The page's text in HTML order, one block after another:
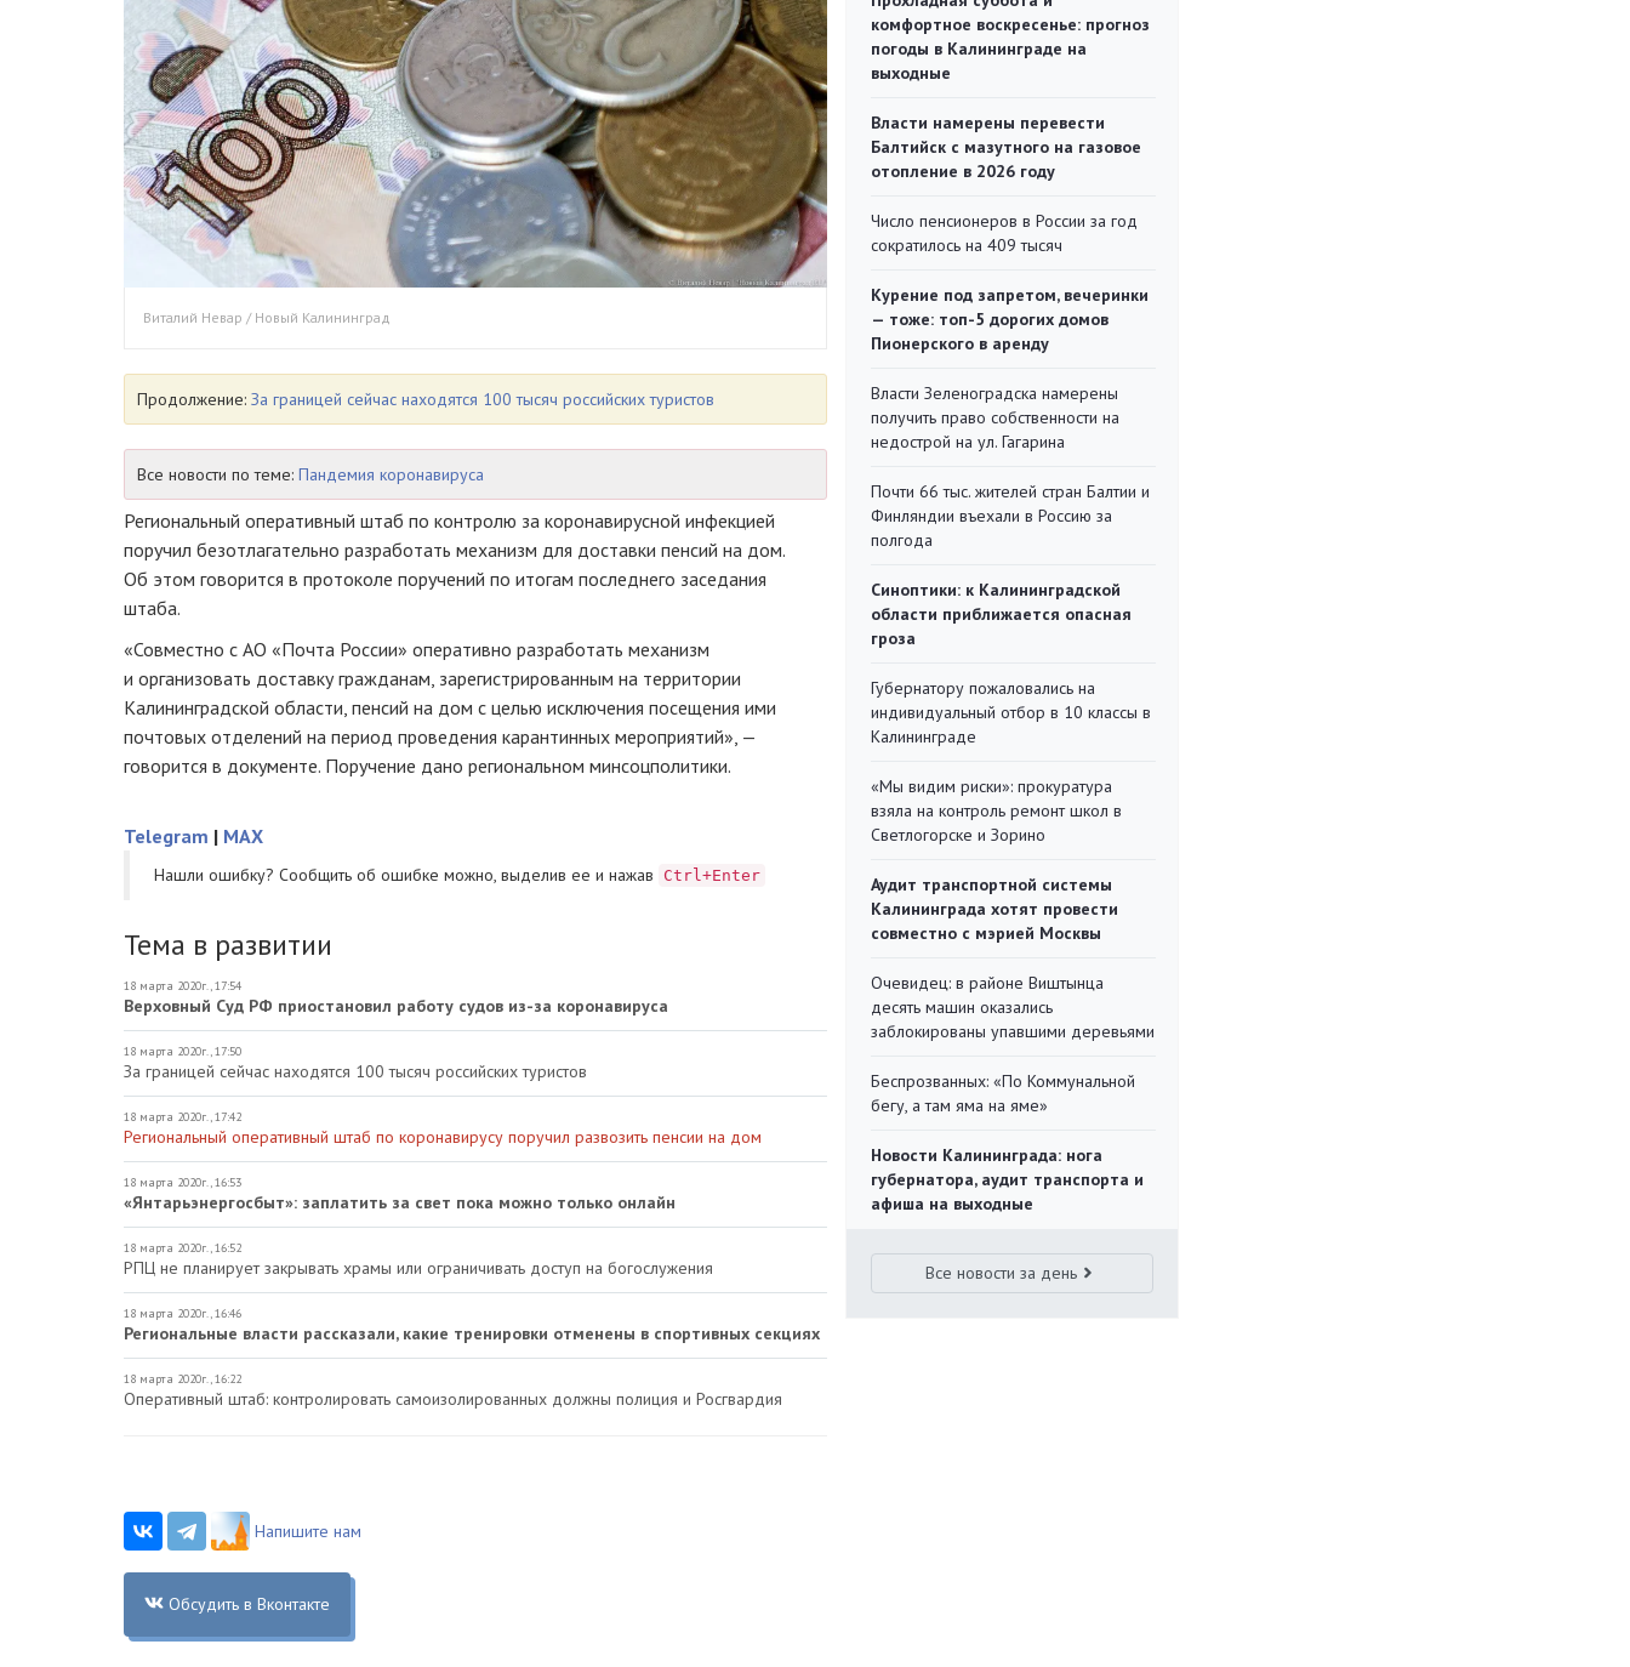
Виталий Невар / Новый Калининград
Продолжение: За границей сейчас находятся 100 тысяч российских туристов
Все новости по теме: Пандемия коронавируса
Региональный оперативный штаб по контролю за коронавирусной инфекцией
поручил безотлагательно разработать механизм для доставки пенсий на дом.
Об этом говорится в протоколе поручений по итогам последнего заседания
штаба.
«Совместно с АО «Почта России» оперативно разработать механизм
и организовать доставку гражданам, зарегистрированным на территории
Калининградской области, пенсий на дом с целью исключения посещения ими
почтовых отделений на период проведения карантинных мероприятий», —
говорится в документе. Поручение дано региональном минсоцполитики.
Telegram | MAX
Нашли ошибку? Cообщить об ошибке можно, выделив ее и нажав Ctrl+Enter
Тема в развитии
18 марта 2020г., 17:54
Верховный Суд РФ приостановил работу судов из-за коронавируса
18 марта 2020г., 17:50
За границей сейчас находятся 100 тысяч российских туристов
18 марта 2020г., 17:42
Региональный оперативный штаб по коронавирусу поручил развозить пенсии на дом
18 марта 2020г., 16:53
«Янтарьэнергосбыт»: заплатить за свет пока можно только онлайн
18 марта 2020г., 16:52
РПЦ не планирует закрывать храмы или ограничивать доступ на богослужения
18 марта 2020г., 16:46
Региональные власти рассказали, какие тренировки отменены в спортивных секциях
18 марта 2020г., 16:22
Оперативный штаб: контролировать самоизолированных должны полиция и Росгвардия
Напишите нам
Обсудить в Вконтакте
комфортное воскресенье: прогноз
погоды в Калининграде на
выходные
Власти намерены перевести
Балтийск с мазутного на газовое
отопление в 2026 году
Число пенсионеров в России за год
сократилось на 409 тысяч
Курение под запретом, вечеринки
— тоже: топ-5 дорогих домов
Пионерского в аренду
Власти Зеленоградска намерены
получить право собственности на
недострой на ул. Гагарина
Почти 66 тыс. жителей стран Балтии и
Финляндии въехали в Россию за
полгода
Синоптики: к Калининградской
области приближается опасная
гроза
Губернатору пожаловались на
индивидуальный отбор в 10 классы в
Калининграде
«Мы видим риски»: прокуратура
взяла на контроль ремонт школ в
Светлогорске и Зорино
Аудит транспортной системы
Калининграда хотят провести
совместно с мэрией Москвы
Очевидец: в районе Виштынца
десять машин оказались
заблокированы упавшими деревьями
Беспрозванных: «По Коммунальной
бегу, а там яма на яме»
Новости Калининграда: нога
губернатора, аудит транспорта и
афиша на выходные
Все новости за день